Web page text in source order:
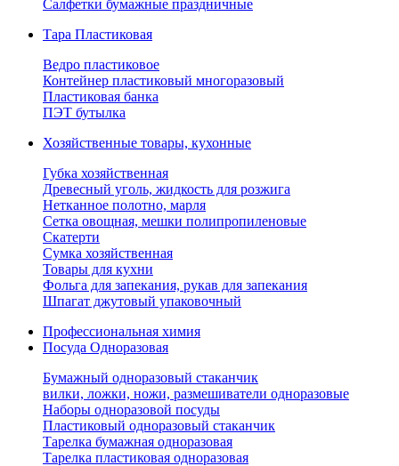
Салфетки бумажные праздничные
Тара Пластиковая
Ведро пластиковое
Контейнер пластиковый многоразовый
Пластиковая банка
ПЭТ бутылка
Хозяйственные товары, кухонные
Губка хозяйственная
Древесный уголь, жидкость для розжига
Нетканное полотно, марля
Сетка овощная, мешки полипропиленовые
Скатерти
Сумка хозяйственная
Товары для кухни
Фольга для запекания, рукав для запекания
Шпагат джутовый упаковочный
Профессиональная химия
Посуда Одноразовая
Бумажный одноразовый стаканчик
вилки, ложки, ножи, размешиватели одноразовые
Наборы одноразовой посуды
Пластиковый одноразовый стаканчик
Тарелка бумажная одноразовая
Тарелка пластиковая одноразовая